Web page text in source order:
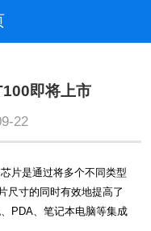
即将上市
22
片是通过将多个不同类型
尺寸的同时有效地提高了
PDA、笔记本电脑等集成